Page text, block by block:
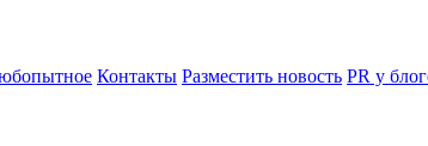
Контакты Разместить новость PR у